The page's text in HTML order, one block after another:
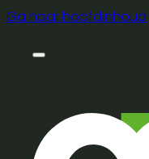
Ga naar hoofdinhoud